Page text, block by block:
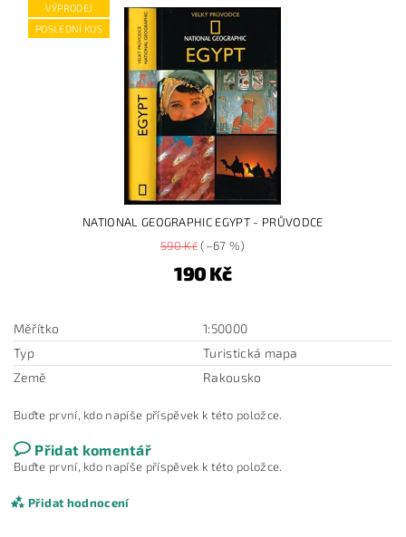
VÝPRODEJ
POSLEDNÍ KUS
NATIONAL GEOGRAPHIC EGYPT - PRŮVODCE
590 Kč(–67 %)
190 Kč
Měřítko
1:50000
Typ
Turistická mapa
Země
Rakousko
Buďte první, kdo napíše příspěvek k této položce.
Přidat komentář
Buďte první, kdo napíše příspěvek k této položce.
Přidat hodnocení